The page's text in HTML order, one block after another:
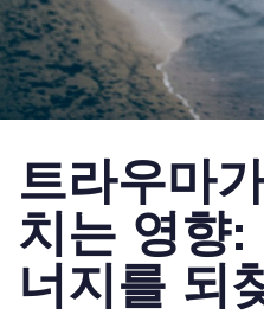
트라우마
치는 영향:
너지를 되